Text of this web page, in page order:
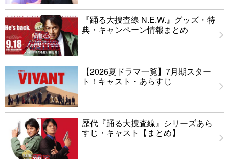
『踊る大捜査線 N.E.W.』グッズ・特
典・キャンペーン情報まとめ
【2026夏ドラマ一覧】7月期スター
ト！キャスト・あらすじ
歴代『踊る大捜査線』シリーズあら
すじ・キャスト【まとめ】